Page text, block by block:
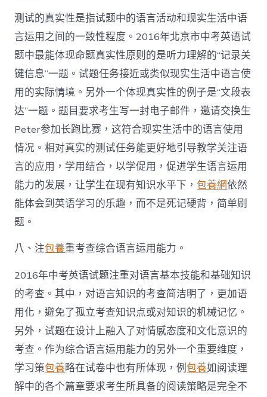
测试的真实性是指试题中的语言活动和现实生活中语
言运用之间的一致性程度。2016年北京市中考英语试
题中最能体现命题真实性原则的是听力理解的“记录关
键信息”一题。试题任务接近或类似现实生活中语言使
用的实际情境。另外一个体现真实性的例子是“文段表
达”一题。题目要求考生写一封电子邮件，邀请交换生
Peter参加长跑比赛，这符合现实生活中的语言使用
情况。相对真实的测试任务能更好地引导教学关注语
言的应用，学用结合，以学促用，促进学生语言运用
能力的发展，让学生在现有知识水平下，包養網依然
能体会到英语学习的乐趣，而不是死记硬背，简单刷
题。
八、注包養重考查综合语言运用能力。
2016年中考英语试题注重对语言基本技能和基础知识
的考查。其中，对语言知识的考查简洁明了，更加语
用化，避免了孤立考查知识点或对知识的机械记忆。
另外，试题在设计上融入了对情感态度和文化意识的
考查。作为综合语言运用能力的另外一个重要维度，
学习策包養略在试卷中也有所体现，例包養如阅读理
解中的各个篇章要求考生所具备的阅读策略是完全不